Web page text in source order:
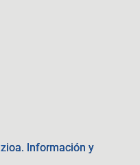
Información y